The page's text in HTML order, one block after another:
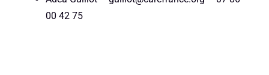
00 42 75